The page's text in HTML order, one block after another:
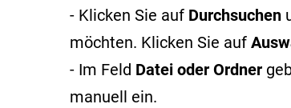
- Klicken Sie auf Durchsuchen
möchten. Klicken Sie auf
- Im Feld Datei oder Ordner
manuell ein.